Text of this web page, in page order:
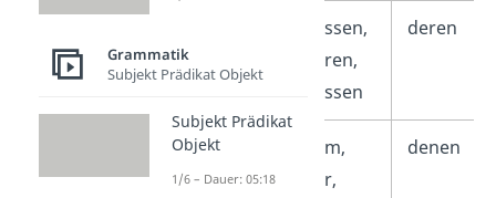
dessen,
deren,
dessen
deren
Dativ
dem,
der,
denen
Grammatik
Subjekt Prädikat Objekt
Subjekt Prädikat
Objekt
1/6 – Dauer: 05:18